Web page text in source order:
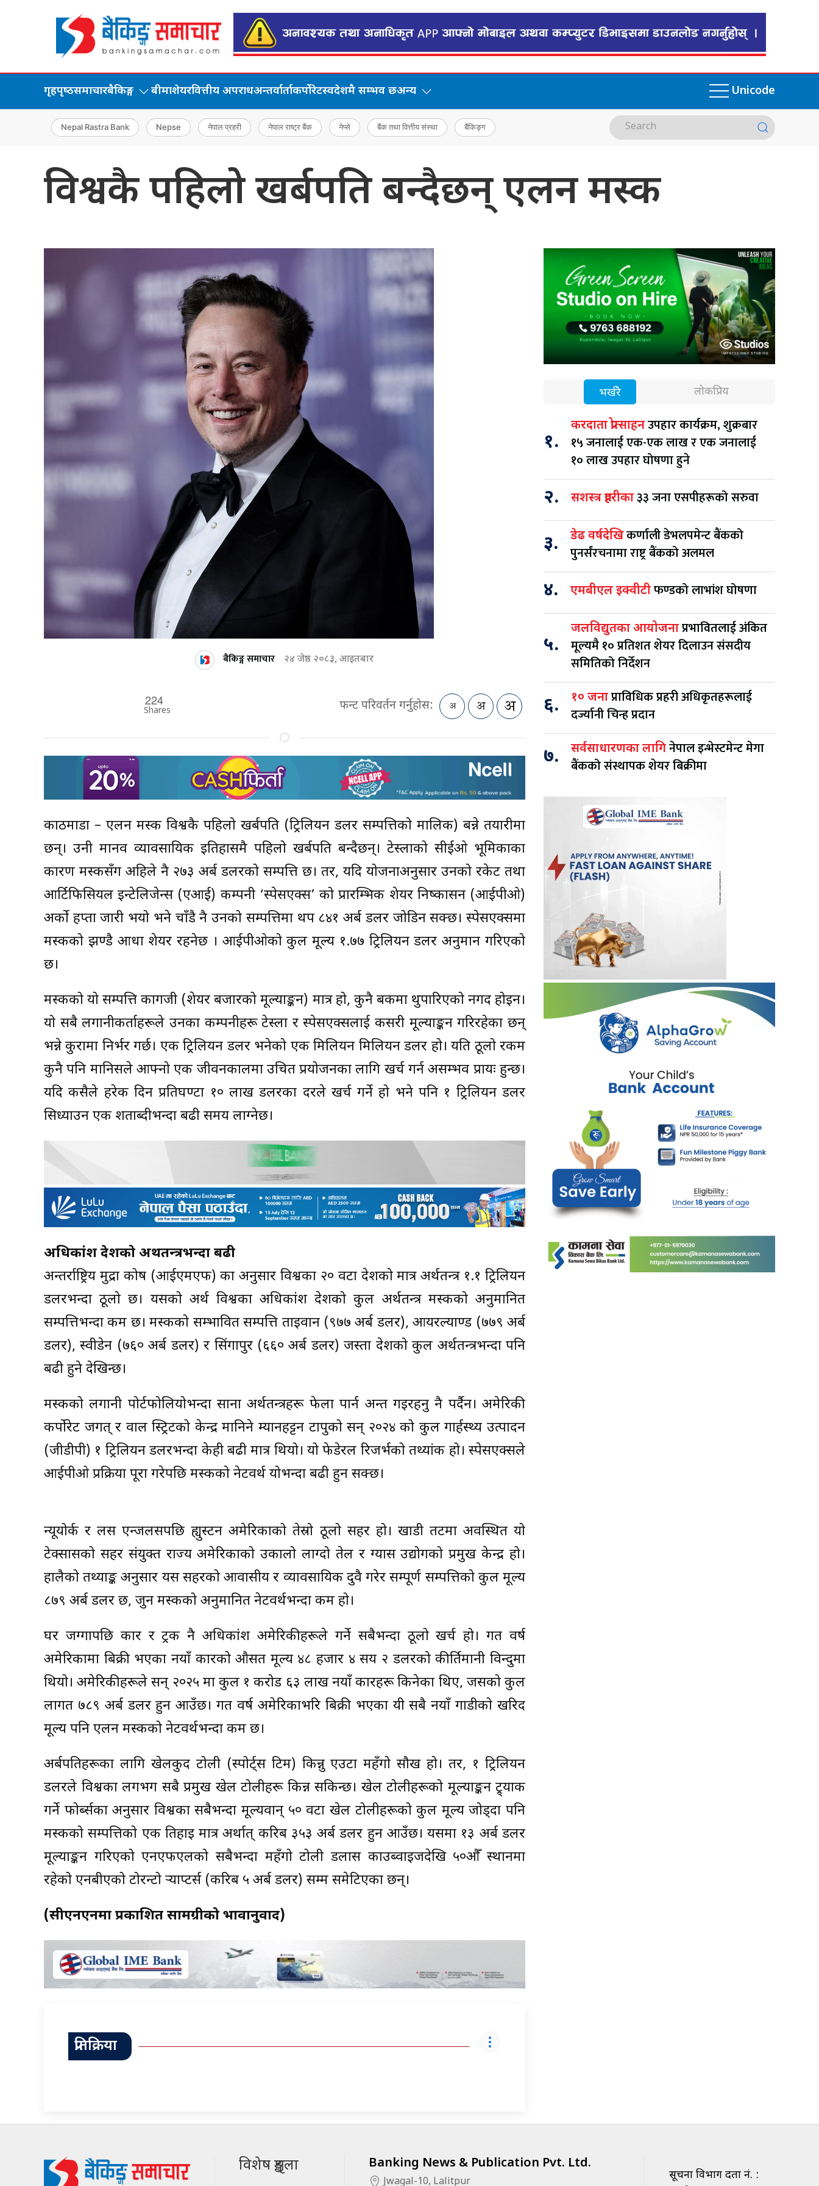
गृहपृष्‍ठसमाचारबैकिङ्ग बीमाशेयरवित्तीय अपराधअन्तर्वार्ताकर्पोरेटस्वदेशमै सम्भव छअन्य Unicode
Nepal Rastra Bank Nepse नेपाल प्रहरी नेपाल राष्ट्र बैंक नेप्से बैंक तथा वित्तीय संस्था बैंकिङ्ग
विश्वकै पहिलो खर्बपति बन्दैछन् एलन मस्क
बैकिङ्ग समाचार २४ जेष्ठ २०८३, आइतबार
224
Shares फन्ट परिवर्तन गर्नुहोस:
काठमाडौं – एलन मस्क विश्वकै पहिलो खर्बपति (ट्रिलियन डलर सम्पत्तिको मालिक) बन्ने तयारीमा
छन्। उनी मानव व्यावसायिक इतिहासमै पहिलो खर्बपति बन्दैछन्। टेस्लाको सीईओ भूमिकाका
कारण मस्कसँग अहिले नै २७३ अर्ब डलरको सम्पत्ति छ। तर, यदि योजनाअनुसार उनको रकेट तथा
आर्टिफिसियल इन्टेलिजेन्स (एआई) कम्पनी ‘स्पेसएक्स’ को प्रारम्भिक शेयर निष्कासन (आईपीओ)
अर्को हप्ता जारी भयो भने चाँडै नै उनको सम्पत्तिमा थप ८४१ अर्ब डलर जोडिन सक्छ। स्पेसएक्समा
मस्कको झण्डै आधा शेयर रहनेछ । आईपीओको कुल मूल्य १.७७ ट्रिलियन डलर अनुमान गरिएको
छ।
मस्कको यो सम्पत्ति कागजी (शेयर बजारको मूल्याङ्कन) मात्र हो, कुनै बैंकमा थुपारिएको नगद होइन।
यो सबै लगानीकर्ताहरूले उनका कम्पनीहरू टेस्ला र स्पेसएक्सलाई कसरी मूल्याङ्कन गरिरहेका छन्
भन्ने कुरामा निर्भर गर्छ। एक ट्रिलियन डलर भनेको एक मिलियन मिलियन डलर हो। यति ठूलो रकम
कुनै पनि मानिसले आफ्नो एक जीवनकालमा उचित प्रयोजनका लागि खर्च गर्न असम्भव प्रायः हुन्छ।
यदि कसैले हरेक दिन प्रतिघण्टा १० लाख डलरका दरले खर्च गर्ने हो भने पनि १ ट्रिलियन डलर
सिध्याउन एक शताब्दीभन्दा बढी समय लाग्नेछ।
अधिकांश देशको अर्थतन्त्रभन्दा बढी
अन्तर्राष्ट्रिय मुद्रा कोष (आईएमएफ) का अनुसार विश्वका २० वटा देशको मात्र अर्थतन्त्र १.१ ट्रिलियन
डलरभन्दा ठूलो छ। यसको अर्थ विश्वका अधिकांश देशको कुल अर्थतन्त्र मस्कको अनुमानित
सम्पत्तिभन्दा कम छ। मस्कको सम्भावित सम्पत्ति ताइवान (९७७ अर्ब डलर), आयरल्याण्ड (७७९ अर्ब
डलर), स्वीडेन (७६० अर्ब डलर) र सिंगापुर (६६० अर्ब डलर) जस्ता देशको कुल अर्थतन्त्रभन्दा पनि
बढी हुने देखिन्छ।
मस्कको लगानी पोर्टफोलियोभन्दा साना अर्थतन्त्रहरू फेला पार्न अन्त गइरहनु नै पर्दैन। अमेरिकी
कर्पोरेट जगत् र वाल स्ट्रिटको केन्द्र मानिने म्यानहट्टन टापुको सन् २०२४ को कुल गार्हस्थ्य उत्पादन
(जीडीपी) १ ट्रिलियन डलरभन्दा केही बढी मात्र थियो। यो फेडेरल रिजर्भको तथ्यांक हो। स्पेसएक्सले
आईपीओ प्रक्रिया पूरा गरेपछि मस्कको नेटवर्थ योभन्दा बढी हुन सक्छ।
न्यूयोर्क र लस एन्जलसपछि ह्युस्टन अमेरिकाको तेस्रो ठूलो सहर हो। खाडी तटमा अवस्थित यो
टेक्सासको सहर संयुक्त राज्य अमेरिकाको उकालो लाग्दो तेल र ग्यास उद्योगको प्रमुख केन्द्र हो।
हालैको तथ्याङ्क अनुसार यस सहरको आवासीय र व्यावसायिक दुवै गरेर सम्पूर्ण सम्पत्तिको कुल मूल्य
८७९ अर्ब डलर छ, जुन मस्कको अनुमानित नेटवर्थभन्दा कम हो।
घर जग्गापछि कार र ट्रक नै अधिकांश अमेरिकीहरूले गर्ने सबैभन्दा ठूलो खर्च हो। गत वर्ष
अमेरिकामा बिक्री भएका नयाँ कारको औसत मूल्य ४८ हजार ४ सय २ डलरको कीर्तिमानी विन्दुमा
थियो। अमेरिकीहरूले सन् २०२५ मा कुल १ करोड ६३ लाख नयाँ कारहरू किनेका थिए, जसको कुल
लागत ७८९ अर्ब डलर हुन आउँछ। गत वर्ष अमेरिकाभरि बिक्री भएका यी सबै नयाँ गाडीको खरिद
मूल्य पनि एलन मस्कको नेटवर्थभन्दा कम छ।
अर्बपतिहरूका लागि खेलकुद टोली (स्पोर्ट्स टिम) किन्नु एउटा महँगो सौख हो। तर, १ ट्रिलियन
डलरले विश्वका लगभग सबै प्रमुख खेल टोलीहरू किन्न सकिन्छ। खेल टोलीहरूको मूल्याङ्कन ट्र्याक
गर्ने फोर्ब्सका अनुसार विश्वका सबैभन्दा मूल्यवान् ५० वटा खेल टोलीहरूको कुल मूल्य जोड्दा पनि
मस्कको सम्पत्तिको एक तिहाइ मात्र अर्थात् करिब ३५३ अर्ब डलर हुन आउँछ। यसमा १३ अर्ब डलर
मूल्याङ्कन गरिएको एनएफएलको सबैभन्दा महँगो टोली डलास काउब्वाइजदेखि ५०औँ स्थानमा
रहेको एनबीएको टोरन्टो र्‍याप्टर्स (करिब ५ अर्ब डलर) सम्म समेटिएका छन्।
(सीएनएनमा प्रकाशित सामग्रीको भावानुवाद)
प्रतिक्रिया
भर्खरै लोकप्रिय
१.
करदाता प्रोत्साहनउपहार कार्यक्रम, शुक्रबार
१५ जनालाई एक-एक लाख र एक जनालाई
१० लाख उपहार घोषणा हुने
२. सशस्त्र प्रहरीका३३ जना एसपीहरूको सरुवा
३. डेढ वर्षदेखिकर्णाली डेभलपमेन्ट बैंकको
पुनर्संरचनामा राष्ट्र बैंकको अलमल
४. एमबीएल इक्वीटीफण्डको लाभांश घोषणा
५.
जलविद्युतका आयोजनाप्रभावितलाई अंकित
मूल्यमै १० प्रतिशत शेयर दिलाउन संसदीय
समितिको निर्देशन
६. १० जनाप्राविधिक प्रहरी अधिकृतहरूलाई
दर्ज्यानी चिन्ह प्रदान
७. सर्वसाधारणका लागिनेपाल इन्भेस्टमेन्ट मेगा
बैंकको संस्थापक शेयर बिक्रीमा
विशेष शृङ्खला Banking News & Publication Pvt. Ltd.
Jwagal-10, Lalitpur
सूचना विभाग दर्ता नं. :